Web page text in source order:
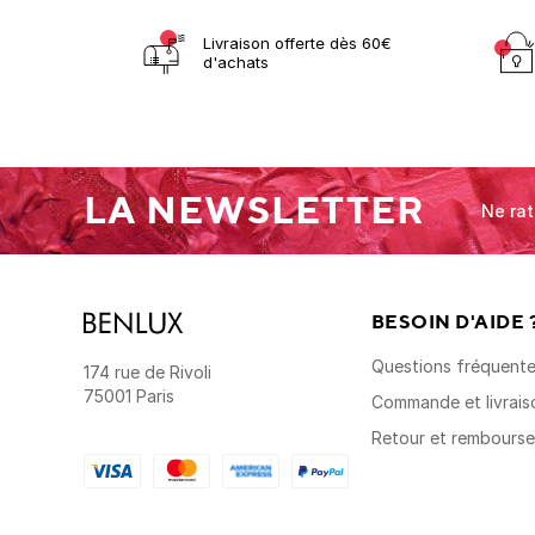
Livraison offerte dès 60€
d'achats
LA NEWSLETTER Ne
174 rue de Rivoli
75001 Paris
BESOIN D'AIDE
Questions
Commande et
Retour et